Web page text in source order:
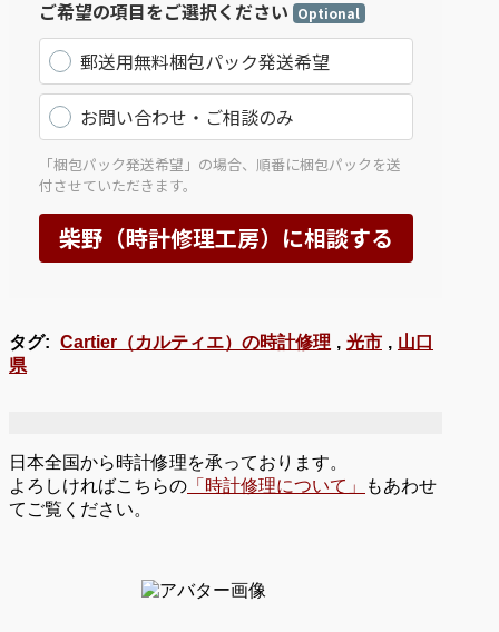
タグ: Cartier（カルティエ）の時計修理 , 光市 , 山口
県
日本全国から時計修理を承っております。
よろしければこちらの 「時計修理について」
もあわせ
てご覧ください。